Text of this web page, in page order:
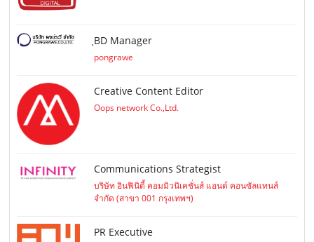
ฺBD Manager
pongrawe
Creative Content Editor
Oops network Co.,Ltd.
Communications Strategist
บริษัท อินฟินิตี้ คอมมิวนิเคชั่นส์ แอนด์ คอนซัลแทนส์
จำกัด (สาขา 001 กรุงเทพฯ)
PR Executive